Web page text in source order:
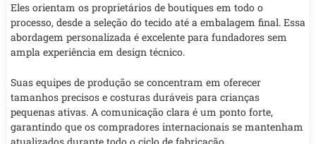
Eles orientam os proprietários de boutiques em todo o
processo, desde a seleção do tecido até a embalagem final. Essa
abordagem personalizada é excelente para fundadores sem
ampla experiência em design técnico.
Suas equipes de produção se concentram em oferecer
tamanhos precisos e costuras duráveis para crianças
pequenas ativas. A comunicação clara é um ponto forte,
garantindo que os compradores internacionais se mantenham